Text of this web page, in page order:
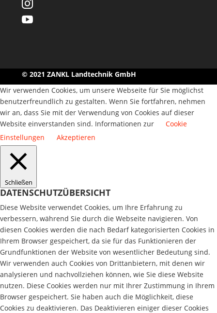


© 2021 ZANKL Landtechnik GmbH
Wir verwenden Cookies, um unsere Webseite für Sie möglichst
benutzerfreundlich zu gestalten. Wenn Sie fortfahren, nehmen
wir an, dass Sie mit der Verwendung von Cookies auf dieser
Website einverstanden sind. Informationen zur
Cookie
Einstellungen
Akzeptieren
Schließen
DATENSCHUTZÜBERSICHT
Diese Website verwendet Cookies, um Ihre Erfahrung zu
verbessern, während Sie durch die Webseite navigieren. Von
diesen Cookies werden die nach Bedarf kategorisierten Cookies in
Ihrem Browser gespeichert, da sie für das Funktionieren der
Grundfunktionen der Website von wesentlicher Bedeutung sind.
Wir verwenden auch Cookies von Drittanbietern, mit denen wir
analysieren und nachvollziehen können, wie Sie diese Website
nutzen. Diese Cookies werden nur mit Ihrer Zustimmung in Ihrem
Browser gespeichert. Sie haben auch die Möglichkeit, diese
Cookies zu deaktivieren. Das Deaktivieren einiger dieser Cookies